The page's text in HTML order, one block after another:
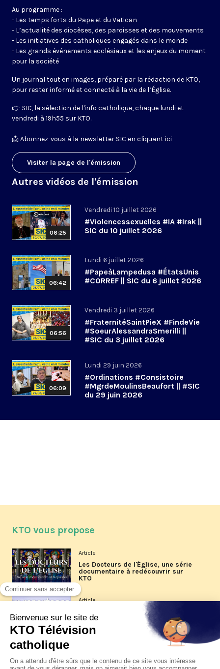
Au programme :
- Les temps forts du Pape et du Vatican
- L’actualité des diocèses, des paroisses et des mouvements
- Les initiatives des catholiques engagés dans le monde
- Les grands événements ecclésiaux et les enjeux du moment
pour la société
Un journal tout en images, préparé par la rédaction de KTO,
pour rester informé et connecté à la vie de l’Église.
👉 SIC, la sélection de l'info catholique, chaque lundi et
vendredi à 19h55 sur KTO.
📩Abonnez-vous à la newsletter SIC en cliquant ici
Visiter la page de l'émission
Autres vidéos de l'émission
06:25
Vendredi 10 juillet 2026
#Violencessexuelles #IA #Irak ||
SIC du 10 juillet 2026
06:42
Lundi 6 juillet 2026
#PapeàLampedusa #ÉtatsUnis
#CORREF || SIC du 6 juillet 2026
06:56
Vendredi 3 juillet 2026
#FraternitéSaintPieX #FindeVie
#SoeurAlessandraSmerilli ||
#SIC du 3 juillet 2026
06:09
Lundi 29 juin 2026
#Ordinations #Consistoire
#MgrdeMoulinsBeaufort || #SIC
du 29 juin 2026
KTO vous propose
Article
Les Docteurs de l'Église, une série
documentaire à redécouvrir sur
KTO
Article
Les reportages d'été 2026 de KTO
La visite pastorale du pape Léon
XIV à Assise à suivre sur KTO le